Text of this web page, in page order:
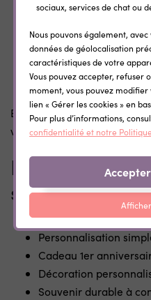
Créer un coin
Être encadrée dans la
Offrir un cadeau
Elle permet de garder une
vie, souvent riches et
Pourquoi
souvenir
Récapitulatif complet
Personnalisation
Cadeau 1er
Décoration
Souvenir durable à
sociaux, services de chat ou
Nous pouvons également,
données de géolocalisation
caractéristiques de votre
Vous pouvez accepter, refuser
moment, vous pouvez
lien « Gérer les cookies » en
Pour plus d’informations,
confidentialité et notre